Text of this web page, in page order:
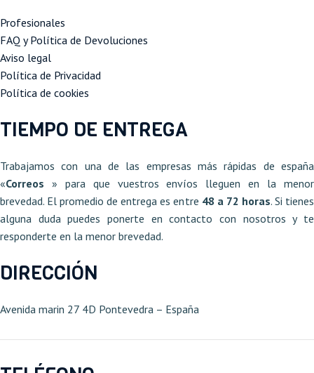
Profesionales
FAQ y Política de Devoluciones
Aviso legal
Política de Privacidad
Política de cookies
TIEMPO DE ENTREGA
Trabajamos con una de las empresas más rápidas de españa
«Correos » para que vuestros envíos lleguen en la menor
brevedad. El promedio de entrega es entre 48 a 72 horas. Si tienes
alguna duda puedes ponerte en contacto con nosotros y te
responderte en la menor brevedad.
DIRECCIÓN
Avenida marin 27 4D Pontevedra – España​